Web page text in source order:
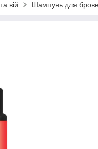
вій Шампунь для